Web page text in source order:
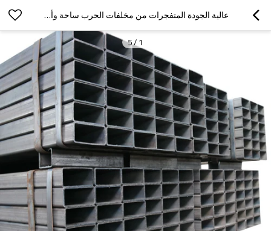
عالية الجودة المتفجرات من مخلفات الحرب ساحة وأنابيب الصلب مستطيلة وأنابيب من الصين
1
/
5